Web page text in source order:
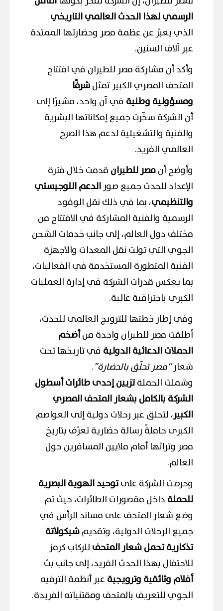
الرسمي لهذا الحدث العالمي التاريخي
الذي يعبّر عن عظمة مصر وحضارتها الممتدة
عبر آلاف السنين.
وأكد أن مشاركة مصر للطيران في افتتاح
المتحف المصري الكبير تمثلشرفًا
ومسؤولية وطنية في آن واحد، مشيرًا إلى
أن الشركة سخّرت جميع إمكاناتها البشرية
والفنية والتشغيلية لدعم هذا الصرح
العالمي الفريد.
وأوضح أنمصر للطيران قدمت خلال فترة
الإعداد للحدث جميع صورالدعم اللوجيستي
والتنظيمي، بما في ذلك نقل الوفود
الرسمية والفنية المشاركة في الافتتاح من
مختلف دول العالم، إلى جانب خدمات الشحن
الجوي التي تولت نقل المعدات والأجهزة
الفنية المتطورة المستخدمة في الفعاليات،
بما يعكس قدرات الشركة في إدارة العمليات
الكبرى باحترافية عالية.
وفي إطار خطتها للترويج العالمي للحدث،
أطلقت مصر للطيران واحدة منأضخم
الحملات الدعائية الدولية في تاريخها تحت
شعار“مصر تحلّق بالحضارة”.
وشملت الحملةتزيين إحدى طائرات أسطول
الشركة بالكامل بشعار المتحف المصري
الكبير، لتحلق عبر رحلات دولية إلى العواصم
الكبرى حاملةً رسالة حضارية تعرّف بتاريخ
مصر وتراثها أمام ملايين المسافرين حول
العالم.
وحرصت الشركة علىتوحيد الهوية البصرية
للحملة داخل مقصورات الطائرات، حيث تم
وضع شعار المتحف على مساند الرأس في
جميع الرحلات الدولية، وتقديمشيكولاتة
تذكارية تحمل شعار المتحف للركاب كرمز
للاحتفال بهذا الحدث الفريد، إلى جانب بث
أفلام وثائقية وترويجية عبر أنظمة الترفيه
الجوي للتعريف بالمتحف ومقتنياته الفريدة.